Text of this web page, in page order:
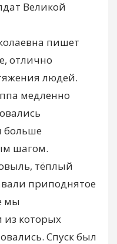
Великой
пишет
отлично
людей.
медленно
больше
шагом.
тёплый
приподнятое
мы
из которых
Спуск был